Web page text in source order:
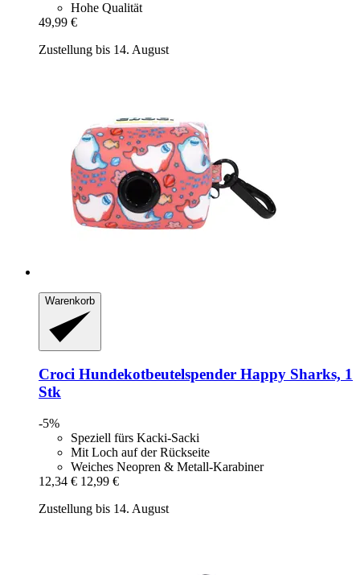
Hohe Qualität
49,99 €
Zustellung bis 14. August
Warenkorb
Croci Hundekotbeutelspender Happy Sharks, 1
Stk
-5%
Speziell fürs Kacki-Sacki
Mit Loch auf der Rückseite
Weiches Neopren & Metall-Karabiner
12,34 € 12,99 €
Zustellung bis 14. August